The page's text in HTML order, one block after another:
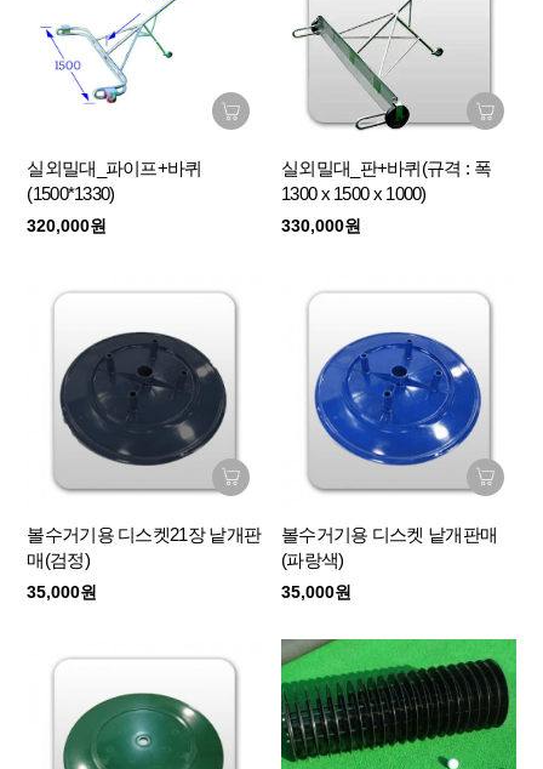
실외밀대_파이프+바퀴
(1500*1330)
320,000원
실외밀대_판+바퀴(규격 : 폭
1300 x 1500 x 1000)
330,000원
볼수거기용 디스켓21장 낱개판
매(검정)
35,000원
볼수거기용 디스켓 낱개판매
(파랑색)
35,000원